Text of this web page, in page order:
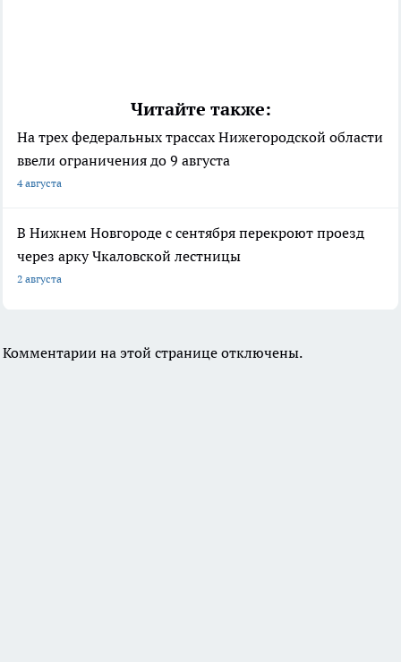
Читайте также:
На трех федеральных трассах Нижегородской области
ввели ограничения до 9 августа
4 августа
В Нижнем Новгороде с сентября перекроют проезд
через арку Чкаловской лестницы
2 августа
Комментарии на этой странице отключены.